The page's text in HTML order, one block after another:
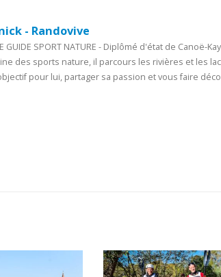
- Randovive
GUIDE SPORT NATURE - Diplômé d'état de
des sports nature, il parcours les rivières et les
pour lui, partager sa passion et vous faire